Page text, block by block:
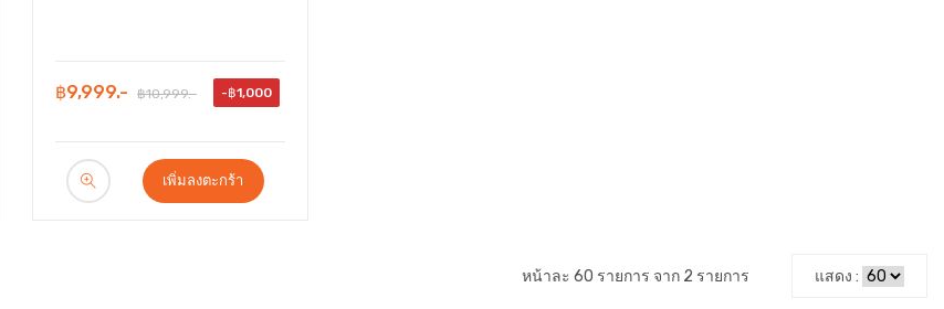
฿9,999.- ฿10,999.- -฿1,000
เพิ่มลงตะกร้า
หน้าละ 60 รายการ จาก 2 รายการ แสดง :